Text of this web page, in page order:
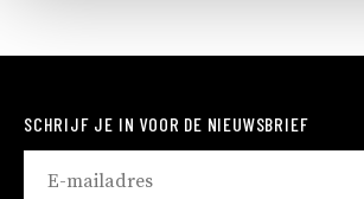
SCHRIJF JE IN VOOR DE NIEUWSBRIEF